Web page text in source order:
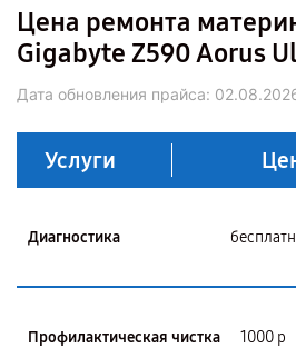
Цена ремонта
Gigabyte Z590 Aorus
Дата обновления прайса:
Услуги
Диагностика
Профилактическая чистка 1000 р